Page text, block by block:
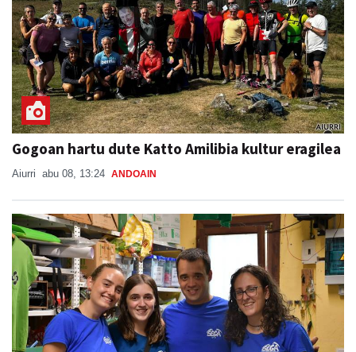
Gogoan hartu dute Katto Amilibia kultur eragilea
Aiurri abu 08, 13:24 ANDOAIN